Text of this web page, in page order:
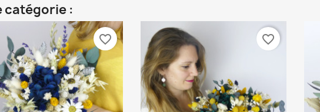
catégorie :
favorite_border favorite_border